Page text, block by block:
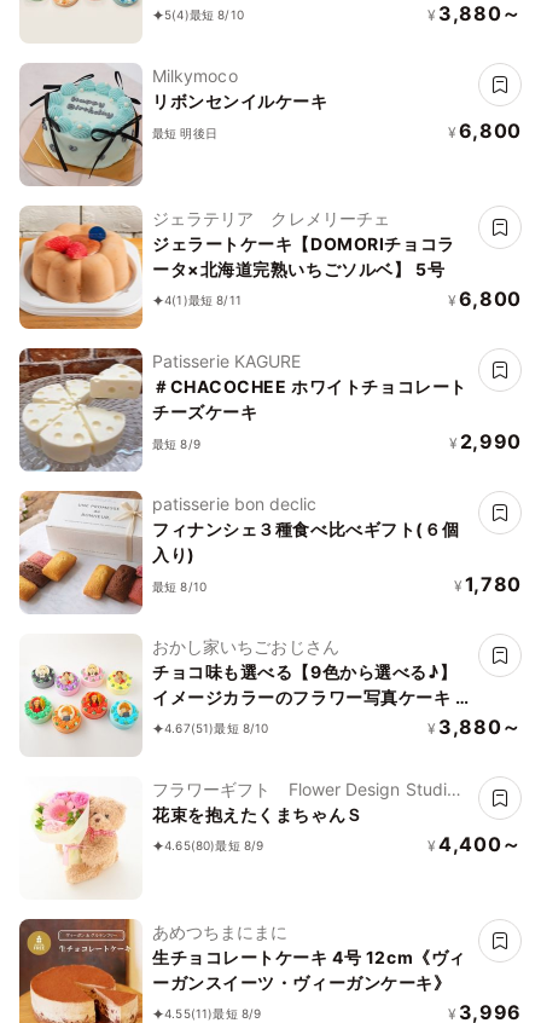
号 1～2名様向け
5(4)最短 8/10 ¥ 3,880～
Milkymoco
リボンセンイルケーキ
最短 明後日 ¥ 6,800
ジェラテリア クレメリーチェ
ジェラートケーキ【DOMORIチョコラ
ータ×北海道完熟いちごソルベ】 5号
4(1)最短 8/11 ¥ 6,800
Patisserie KAGURE
＃CHACOCHEE ホワイトチョコレート
チーズケーキ
最短 8/9 ¥ 2,990
patisserie bon declic
フィナンシェ３種食べ比べギフト(６個
入り)
最短 8/10 ¥ 1,780
おかし家いちごおじさん
チョコ味も選べる【9色から選べる♪】
イメージカラーのフラワー写真ケーキ 3
号 1～2名様向け
4.67(51)最短 8/10 ¥ 3,880～
フラワーギフト Flower Design Studio
花歩
花束を抱えたくまちゃんＳ
4.65(80)最短 8/9 ¥ 4,400～
あめつちまにまに
生チョコレートケーキ 4号 12cm《ヴィ
ーガンスイーツ・ヴィーガンケーキ》
4.55(11)最短 8/9 ¥ 3,996